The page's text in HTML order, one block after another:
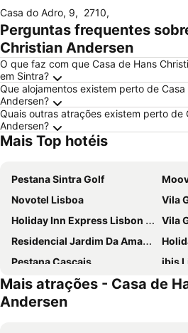
Casa do Adro, 9, 2710,
Perguntas frequentes
Christian Andersen
O que faz com que Casa de Hans
em Sintra?
Que alojamentos existem perto de
Andersen?
Quais outras atrações existem perto de
Andersen?
Mais Top hotéis
Pestana Sintra Golf
Novotel Lisboa
Vila
Holiday Inn Express Lisbon - Alfragide by IHG
Vila
Residencial Jardim Da Amadora
Holiday
Pestana Cascais
ibis
ibis Lisboa Sintra
MS
INATEL Oeiras
Mais atrações - Casa de
Andersen